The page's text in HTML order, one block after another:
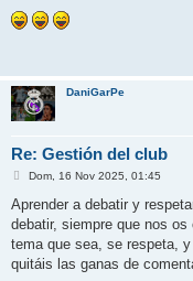
n
s
DaniGarPe
Re: Gestión del club
M
n
a
j
Dom, 16 Nov 2025, 01:45
Aprender a debatir y
debatir, siempre que nos
tema que sea, se respeta,
quitáis las ganas de